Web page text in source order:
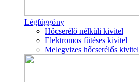
Légfüggöny
Hőcserélő nélküli kivitel
Elektromos fűtéses kivitel
Melegvizes hőcserélős kivitel